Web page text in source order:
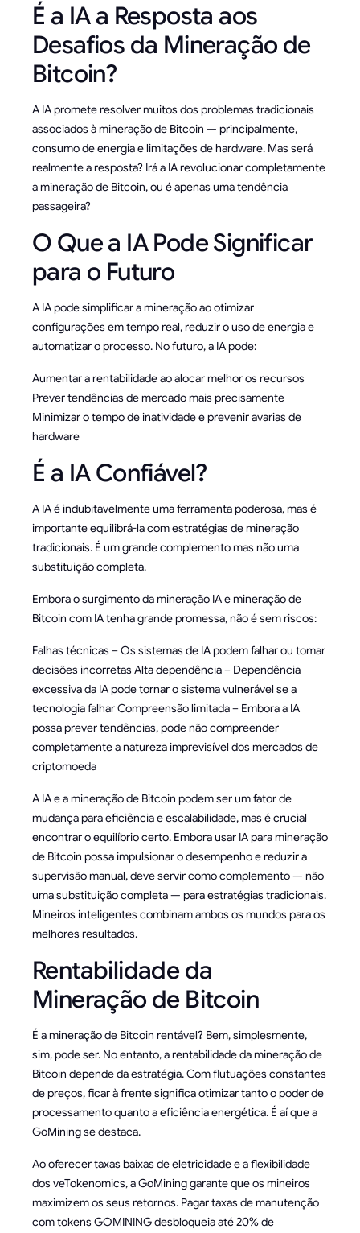
É a IA a Resposta aos
Desafios da Mineração de
Bitcoin?
A IA promete resolver muitos dos problemas tradicionais
associados à mineração de Bitcoin — principalmente,
consumo de energia e limitações de hardware. Mas será
realmente a resposta? Irá a IA revolucionar completamente
a mineração de Bitcoin, ou é apenas uma tendência
passageira?
O Que a IA Pode Significar
para o Futuro
A IA pode simplificar a mineração ao otimizar
configurações em tempo real, reduzir o uso de energia e
automatizar o processo. No futuro, a IA pode:
Aumentar a rentabilidade ao alocar melhor os recursos
Prever tendências de mercado mais precisamente
Minimizar o tempo de inatividade e prevenir avarias de
hardware
É a IA Confiável?
A IA é indubitavelmente uma ferramenta poderosa, mas é
importante equilibrá-la com estratégias de mineração
tradicionais. É um grande complemento mas não uma
substituição completa.
Embora o surgimento da mineração IA e mineração de
Bitcoin com IA tenha grande promessa, não é sem riscos:
Falhas técnicas – Os sistemas de IA podem falhar ou tomar
decisões incorretas Alta dependência – Dependência
excessiva da IA pode tornar o sistema vulnerável se a
tecnologia falhar Compreensão limitada – Embora a IA
possa prever tendências, pode não compreender
completamente a natureza imprevisível dos mercados de
criptomoeda
A IA e a mineração de Bitcoin podem ser um fator de
mudança para eficiência e escalabilidade, mas é crucial
encontrar o equilíbrio certo. Embora usar IA para mineração
de Bitcoin possa impulsionar o desempenho e reduzir a
supervisão manual, deve servir como complemento — não
uma substituição completa — para estratégias tradicionais.
Mineiros inteligentes combinam ambos os mundos para os
melhores resultados.
Rentabilidade da
Mineração de Bitcoin
É a mineração de Bitcoin rentável? Bem, simplesmente,
sim, pode ser. No entanto, a rentabilidade da mineração de
Bitcoin depende da estratégia. Com flutuações constantes
de preços, ficar à frente significa otimizar tanto o poder de
processamento quanto a eficiência energética. É aí que a
GoMining se destaca.
Ao oferecer taxas baixas de eletricidade e a flexibilidade
dos veTokenomics, a GoMining garante que os mineiros
maximizem os seus retornos. Pagar taxas de manutenção
com tokens GOMINING desbloqueia até 20% de